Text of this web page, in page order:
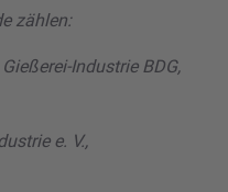
zählen:
Industrie BDG,
e. V.,